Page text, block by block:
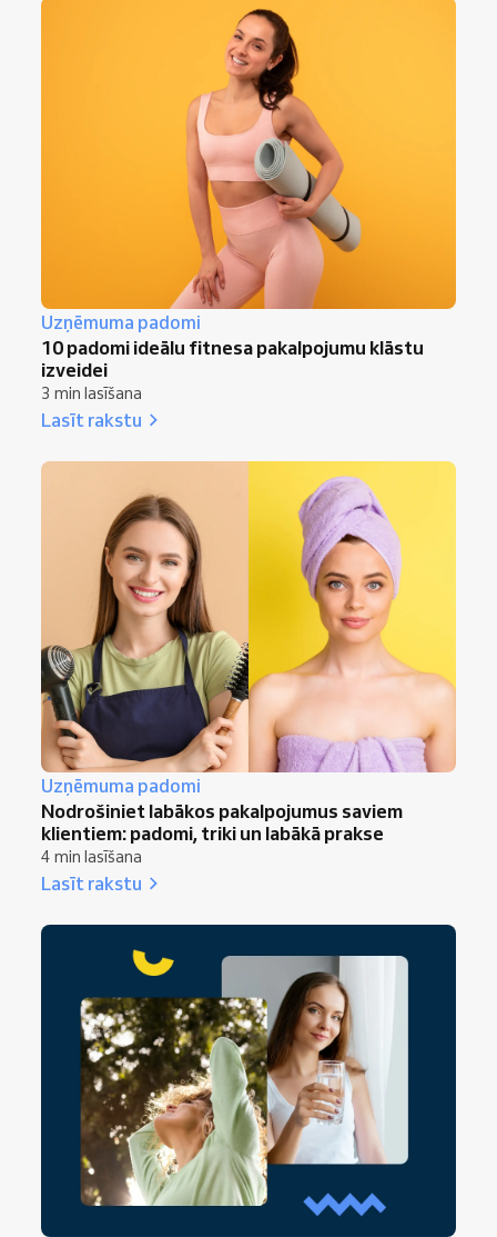
Uzņēmuma padomi
10 padomi ideālu fitnesa pakalpojumu klāstu
izveidei
3 min lasīšana
Lasīt rakstu
Uzņēmuma padomi
Nodrošiniet labākos pakalpojumus saviem
klientiem: padomi, triki un labākā prakse
4 min lasīšana
Lasīt rakstu